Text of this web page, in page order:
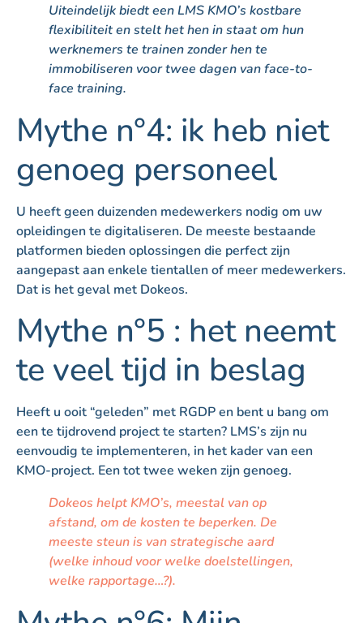
Uiteindelijk biedt een LMS KMO’s kostbare
flexibiliteit en stelt het hen in staat om hun
werknemers te trainen zonder hen te
immobiliseren voor twee dagen van face-to-
face training.
Mythe n°4: ik heb niet
genoeg personeel
U heeft geen duizenden medewerkers nodig om uw
opleidingen te digitaliseren. De meeste bestaande
platformen bieden oplossingen die perfect zijn
aangepast aan enkele tientallen of meer medewerkers.
Dat is het geval met Dokeos.
Mythe n°5 : het neemt
te veel tijd in beslag
Heeft u ooit “geleden” met RGDP en bent u bang om
een te tijdrovend project te starten? LMS’s zijn nu
eenvoudig te implementeren, in het kader van een
KMO-project. Een tot twee weken zijn genoeg.
Dokeos helpt KMO’s, meestal van op
afstand, om de kosten te beperken. De
meeste steun is van strategische aard
(welke inhoud voor welke doelstellingen,
welke rapportage…?).